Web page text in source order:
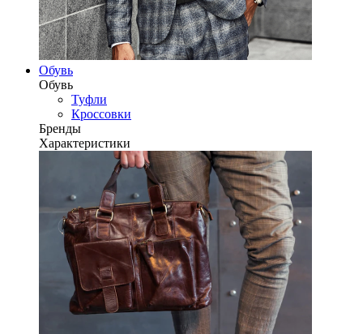
Обувь
Обувь
Туфли
Кроссовки
Бренды
Характеристики